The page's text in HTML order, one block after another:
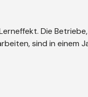
Die
sind in einem